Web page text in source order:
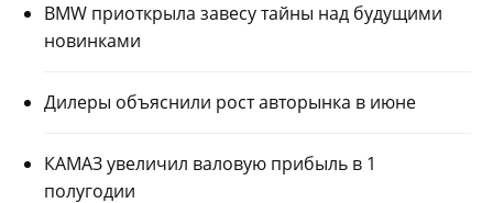
BMW приоткрыла завесу тайны над будущими
новинками
Дилеры объяснили рост авторынка в июне
КАМАЗ увеличил валовую прибыль в 1
полугодии